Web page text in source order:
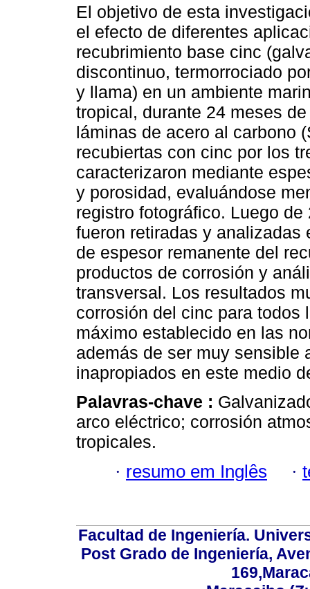
El objetivo de esta
el efecto de diferentes
recubrimiento base cinc
discontinuo, termorrociado
y llama) en un ambiente
tropical, durante 24 meses
láminas de acero al carbono
recubiertas con cinc por los
caracterizaron mediante
y porosidad, evaluándose
registro fotográfico. Luego
fueron retiradas y analizadas
de espesor remanente del
productos de corrosión y
transversal. Los resultados
corrosión del cinc para todos
máximo establecido en las
además de ser muy sensible
inapropiados en este medio
Palavras-chave :
arco eléctrico; corrosión
tropicales.
· resumo em Inglês ·
Facultad de Ingeniería.
Post Grado de Ingeniería,